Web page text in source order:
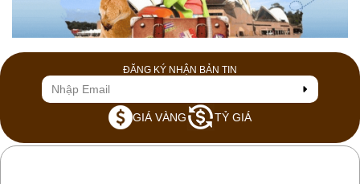
ĐĂNG KÝ NHẬN BẢN TIN
GIÁ VÀNG TỶ GIÁ